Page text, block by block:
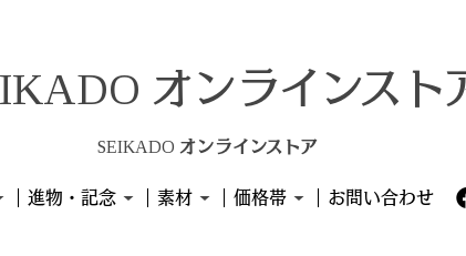
SEIKADO オンラインストア
進物・記念 素材 価格帯 お問い合わせ